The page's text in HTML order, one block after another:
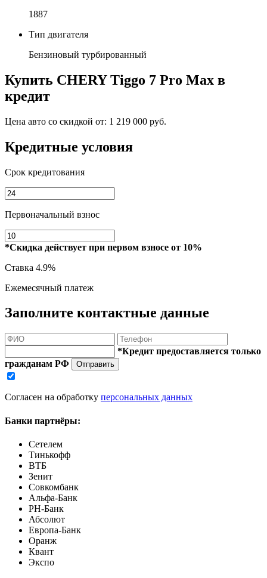
1887
Тип двигателя
Бензиновый турбированный
Купить CHERY Tiggo 7 Pro Max в
кредит
Цена авто со скидкой от: 1 219 000 руб.
Кредитные условия
Срок кредитования
Первоначальный взнос
*Скидка действует при первом взносе от 10%
Ставка 4.9%
Ежемесячный платеж
Заполните контактные данные
*Кредит предоставляется только
гражданам РФ
Отправить
Согласен на обработку персональных данных
Банки партнёры:
Сетелем
Тинькофф
ВТБ
Зенит
Совкомбанк
Альфа-Банк
РН-Банк
Абсолют
Европа-Банк
Оранж
Квант
Экспо